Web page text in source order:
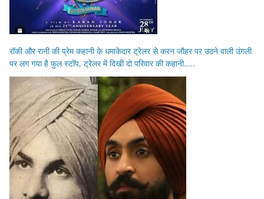
रॉकी और रानी की प्रेम कहानी के धमाकेदार ट्रेलर से करन जौहर पर उठने वाली उंगली
पर लग गया है फुल स्टॉप, ट्रेलर में दिखी दो परिवार की कहानी…..